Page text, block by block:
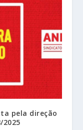
pela direção
2025